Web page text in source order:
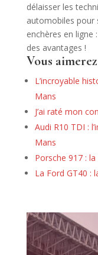
délaisser les
automobiles pour
enchères en ligne
des avantages !
Vous
L’incroyable
Mans
J’ai raté mon
Audi R10 TDI :
Mans
Porsche 917 :
La Ford GT40 :